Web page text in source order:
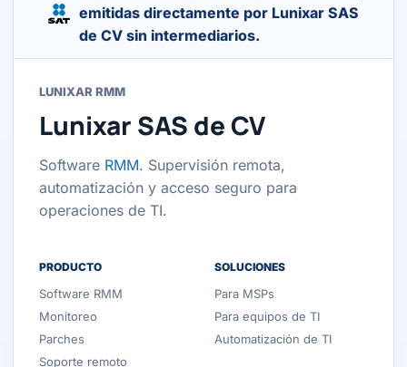
emitidas directamente por Lunixar SAS
de CV sin intermediarios.
LUNIXAR RMM
Lunixar SAS de CV
Software RMM. Supervisión remota,
automatización y acceso seguro para
operaciones de TI.
PRODUCTO
Software RMM
Monitoreo
Parches
Soporte remoto
SOLUCIONES
Para MSPs
Para equipos de TI
Automatización de TI